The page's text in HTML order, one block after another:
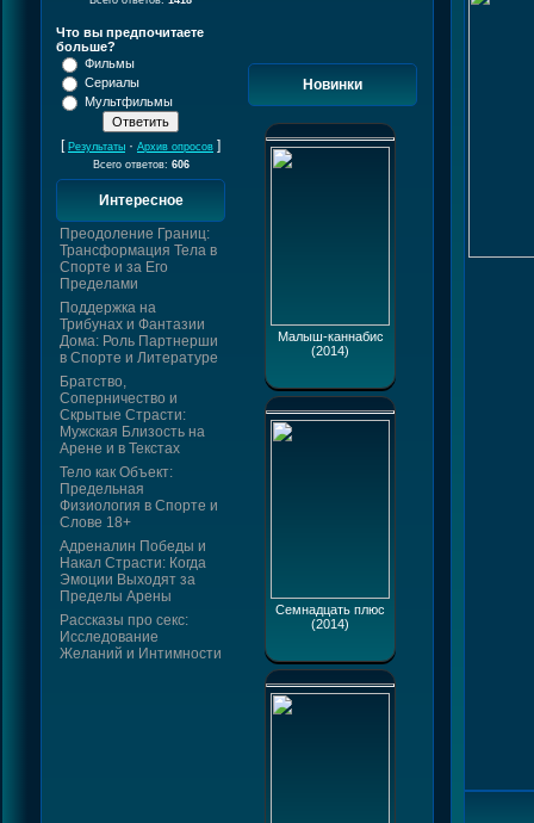
Что вы предпочитаете
больше?
Фильмы
Сериалы
Мультфильмы
[ Результаты · Архив опросов ]
Всего ответов: 606
Интересное
Преодоление Границ:
Трансформация Тела в
Спорте и за Его
Пределами
Поддержка на
Трибунах и Фантазии
Дома: Роль Партнерши
в Спорте и Литературе
Братство,
Соперничество и
Скрытые Страсти:
Мужская Близость на
Арене и в Текстах
Тело как Объект:
Предельная
Физиология в Спорте и
Слове 18+
Адреналин Победы и
Накал Страсти: Когда
Эмоции Выходят за
Пределы Арены
Рассказы про секс:
Исследование
Желаний и Интимности
Новинки
Малыш-каннабис
(2014)
Семнадцать плюс
(2014)